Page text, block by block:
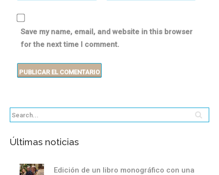
Save my name, email, and website in this browser
for the next time I comment.
Últimas noticias
Edición de un libro monográfico con una